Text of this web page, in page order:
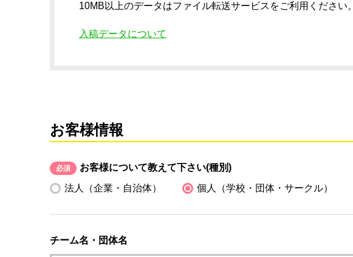
10MB以上のデータはファイル転送サービスをご利用ください。
入稿データについて
お客様情報
必須
お客様について教えて下さい(種別)
法人（企業・自治体）
個人（学校・団体・サークル）
チーム名・団体名